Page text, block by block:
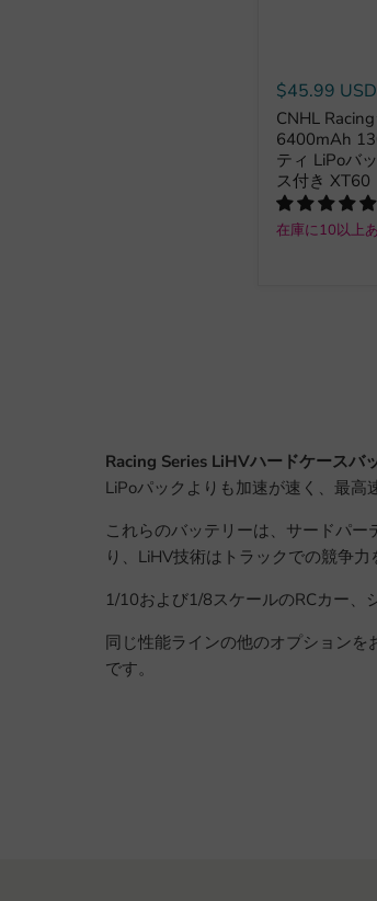
$45.99 USD
CNHL
6400mAh
ティ LiPoバ
ス付き XT60
在庫に10以上
Racing Series LiHVハードケースバ
LiPoパックよりも加速が速く、最高
これらのバッテリーは、サードパ
り、LiHV技術はトラックでの競争力
1/10および1/8スケールのRCカー、
同じ性能ラインの他のオプション
です。